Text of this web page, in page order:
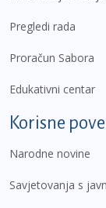
Pregledi rada
Proračun Sabora
Edukativni centar
Korisne
Narodne novine
Savjetovanja s